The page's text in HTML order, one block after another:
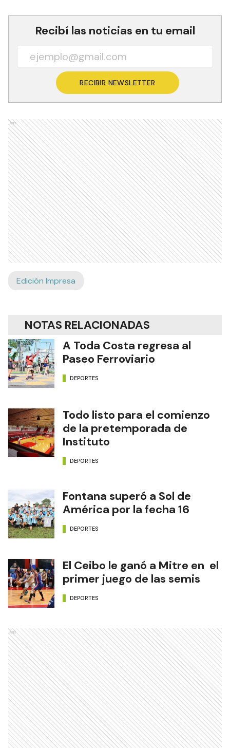
Recibí las noticias en tu email
RECIBIR NEWSLETTER
Ads
Edición Impresa
NOTAS RELACIONADAS
A Toda Costa regresa al
Paseo Ferroviario
DEPORTES
Todo listo para el comienzo
de la pretemporada de
Instituto
DEPORTES
Fontana superó a Sol de
América por la fecha 16
DEPORTES
El Ceibo le ganó a Mitre en el
primer juego de las semis
DEPORTES
Ads